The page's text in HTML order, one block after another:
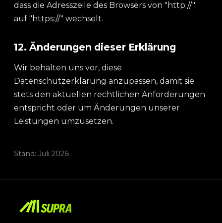
dass die Adresszeile des Browsers von "http://"
auf "https://" wechselt.
12. Änderungen dieser Erklärung
Wir behalten uns vor, diese
Datenschutzerklärung anzupassen, damit sie
stets den aktuellen rechtlichen Anforderungen
entspricht oder um Änderungen unserer
Leistungen umzusetzen.
Stand: Juli 2026